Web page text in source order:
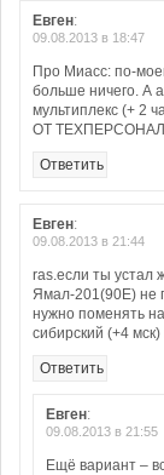
Евген:
09.08.2013 в 18:47
Про Миасс: по-
больше ничего. А
мультиплекс (+ 2
ОТ
Ответить
Евген:
09.08.2013 в 21:44
ras.если ты устал
Ямал-201(90E) не
нужно поменять
сибирский (+4
Ответить
Евген:
09.08.2013 в 21:55
Ещё вариант –